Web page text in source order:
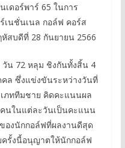
ดอร์พาร์ 65 ในการ
เนชั่นเนล กอล์ฟ คอร์ส
สบดีที่ 28 กันยายน 2566
วัน 72 หลุม ชิงกันทั้งสิ้น 4
ล ซึ่งแข่งขันระหว่างวันที่
ภททีมชาย คิดคะแนนผล
นในแต่ละวันเป็นคะแนน
งนักกอล์ฟที่ผลงานดีสุด
รั้งนี้อนุญาตให้นักกอล์ฟ